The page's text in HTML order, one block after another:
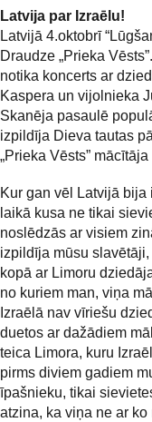
Latvija par Izraēlu!
Latvijā 4.oktobrī
Draudze „Prieka
notika koncerts ar
Kaspera un vijolnieka
Skanēja pasaulē
izpildīja Dieva tautas
„Prieka Vēsts”
Kur gan vēl Latvijā
laikā kusa ne tikai
noslēdzās ar visiem
izpildīja mūsu
kopā ar Limoru
no kuriem man, viņa
Izraēlā nav vīriešu
duetos ar dažādiem
teica Limora, kuru
pirms diviem gadiem
īpašnieku, tikai
atzina, ka viņa ne ar